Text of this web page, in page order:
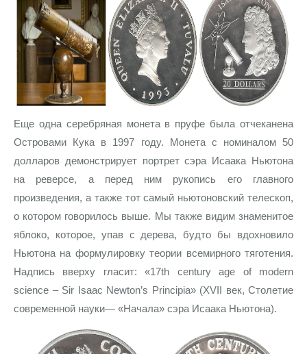
Еще одна серебряная монета в пруфе была отчеканена
Островами Кука в 1997 году. Монета с номиналом 50
долларов демонстрирует портрет сэра Исаака Ньютона
на реверсе, а перед ним рукопись его главного
произведения, а также тот самый ньютоновский телескоп,
о котором говорилось выше. Мы также видим знаменитое
яблоко, которое, упав с дерева, будто бы вдохновило
Ньютона на формулировку теории всемирного тяготения.
Надпись вверху гласит: «17th century age of modern
science – Sir Isaac Newton’s Principia» (XVII век, Столетие
современной науки— «Начала» сэра Исаака Ньютона).